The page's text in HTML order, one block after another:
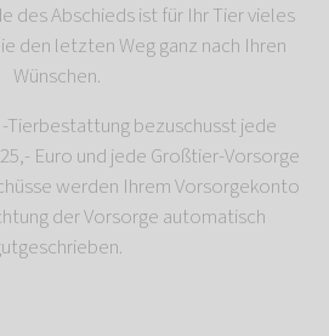
des Abschieds ist für Ihr Tier vieles
den letzten Weg ganz nach Ihren
Wünschen.
Tierbestattung bezuschusst jede
Euro und jede Großtier-Vorsorge
werden Ihrem Vorsorgekonto
der Vorsorge automatisch